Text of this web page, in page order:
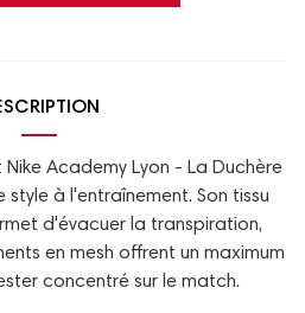
Academy Lyon - La Duchère
à l'entraînement. Son tissu
d'évacuer la transpiration,
en mesh offrent un maximum
concentré sur le match.